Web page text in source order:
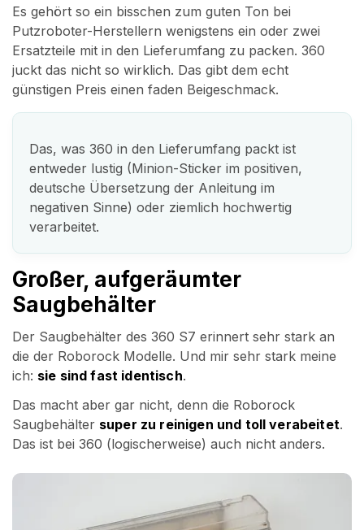
Es gehört so ein bisschen zum guten Ton bei
Putzroboter-Herstellern wenigstens ein oder zwei
Ersatzteile mit in den Lieferumfang zu packen. 360
juckt das nicht so wirklich. Das gibt dem echt
günstigen Preis einen faden Beigeschmack.
Das, was 360 in den Lieferumfang packt ist
entweder lustig (Minion-Sticker im positiven,
deutsche Übersetzung der Anleitung im
negativen Sinne) oder ziemlich hochwertig
verarbeitet.
Großer, aufgeräumter
Saugbehälter
Der Saugbehälter des 360 S7 erinnert sehr stark an
die der Roborock Modelle. Und mir sehr stark meine
ich: sie sind fast identisch.
Das macht aber gar nicht, denn die Roborock
Saugbehälter super zu reinigen und toll verabeitet.
Das ist bei 360 (logischerweise) auch nicht anders.